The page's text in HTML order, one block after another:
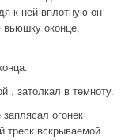
к ней вплотную он
вьюшку оконце,
, затолкал в темноту.
огонек
треск вскрываемой